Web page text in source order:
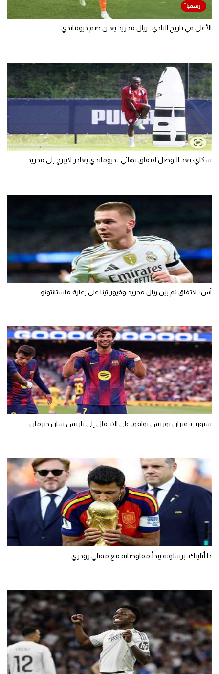
الأغلى في تاريخ النادي.. ريال مدريد يعلن ضم ديوماندي
سكاي: بعد التوصل لاتفاق نهائي.. ديوماندي يغادر لايبزج إلى مدريد
آس: الاتفاق تم بين ريال مدريد وفيورنتينا على إعارة ماستانتونو
سبورت: فيران توريس يوافق على الانتقال إلى باريس سان جيرمان
ذا أثليتك: برشلونة يبدأ مفاوضاته مع ممثلي رودري